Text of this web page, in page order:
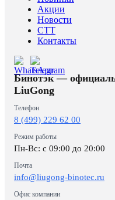
Акции
Новости
CTT
Контакты
Бинотэк —
LiuGong
Телефон
8 (499) 229 62 00
Режим работы
Пн-Вс: c 09:00 до 20:00
Почта
info@liugong-binotec.ru
Офис компании